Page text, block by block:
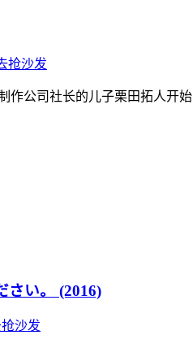
抢沙发
作公司社长的儿子栗田拓人
さい。 (2016)
沙发